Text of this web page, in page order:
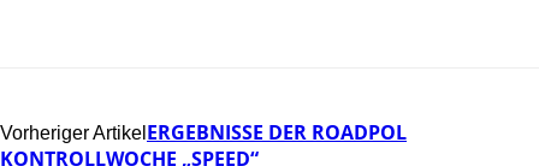
Vorheriger Artikel ERGEBNISSE DER ROADPOL
KONTROLLWOCHE „SPEED“